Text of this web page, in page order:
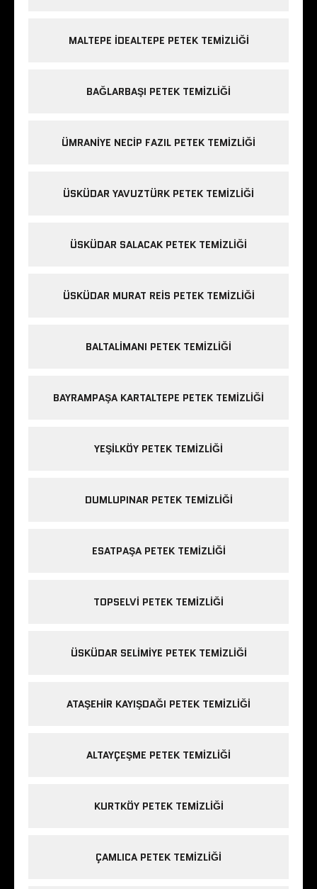
MALTEPE IDEALTEPE PETEK TEMIZLIĞI
BAĞLARBAŞI PETEK TEMIZLIĞI
ÜMRANIYE NECIP FAZIL PETEK TEMIZLIĞI
ÜSKÜDAR YAVUZTÜRK PETEK TEMIZLIĞI
ÜSKÜDAR SALACAK PETEK TEMIZLIĞI
ÜSKÜDAR MURAT REIS PETEK TEMIZLIĞI
BALTALIMANI PETEK TEMIZLIĞI
BAYRAMPAŞA KARTALTEPE PETEK TEMIZLIĞI
YEŞILKÖY PETEK TEMIZLIĞI
DUMLUPINAR PETEK TEMIZLIĞI
ESATPAŞA PETEK TEMIZLIĞI
TOPSELVI PETEK TEMIZLIĞI
ÜSKÜDAR SELIMIYE PETEK TEMIZLIĞI
ATAŞEHIR KAYIŞDAĞI PETEK TEMIZLIĞI
ALTAYÇEŞME PETEK TEMIZLIĞI
KURTKÖY PETEK TEMIZLIĞI
ÇAMLICA PETEK TEMIZLIĞI